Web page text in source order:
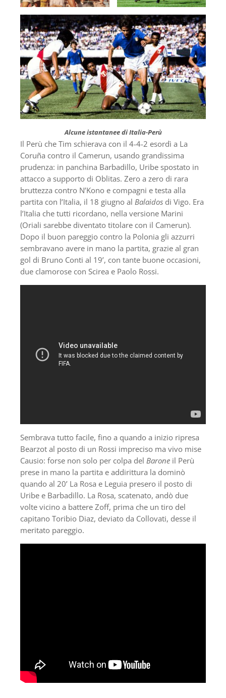
Alcune istantanee di Italia-Perù
Il Perù che Tim schierava con il 4-4-2 esordì a La
Coruña contro il Camerun, usando grandissima
prudenza: in panchina Barbadillo, Uribe spostato in
attacco a supporto di Oblitas. Zero a zero di rara
bruttezza contro N’Kono e compagni e testa alla
partita con l’Italia, il 18 giugno al Balaìdos di Vigo. Era
l’Italia che tutti ricordano, nella versione Marini
(Oriali sarebbe diventato titolare con il Camerun).
Dopo il buon pareggio contro la Polonia gli azzurri
sembravano avere in mano la partita, grazie al gran
gol di Bruno Conti al 19’, con tante buone occasioni,
due clamorose con Scirea e Paolo Rossi.
Sembrava tutto facile, fino a quando a inizio ripresa
Bearzot al posto di un Rossi impreciso ma vivo mise
Causio: forse non solo per colpa del Barone il Perù
prese in mano la partita e addirittura la dominò
quando al 20’ La Rosa e Leguia presero il posto di
Uribe e Barbadillo. La Rosa, scatenato, andò due
volte vicino a battere Zoff, prima che un tiro del
capitano Toribio Diaz, deviato da Collovati, desse il
meritato pareggio.